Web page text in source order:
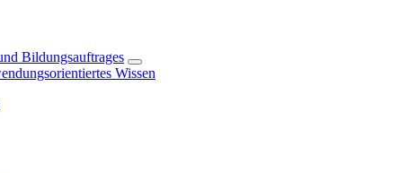
Bildungsauftrages
Wissen